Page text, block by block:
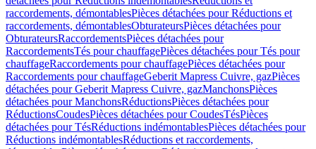
raccordements, démontablesPièces détachées pour Réductions et
raccordements, démontablesObturateursPièces détachées pour
ObturateursRaccordementsPièces détachées pour
RaccordementsTés pour chauffagePièces détachées pour Tés pour
chauffageRaccordements pour chauffagePièces détachées pour
Raccordements pour chauffageGeberit Mapress Cuivre, gazPièces
détachées pour Geberit Mapress Cuivre, gazManchonsPièces
détachées pour ManchonsRéductionsPièces détachées pour
RéductionsCoudesPièces détachées pour CoudesTésPièces
détachées pour TésRéductions indémontablesPièces détachées pour
Réductions indémontablesRéductions et raccordements,